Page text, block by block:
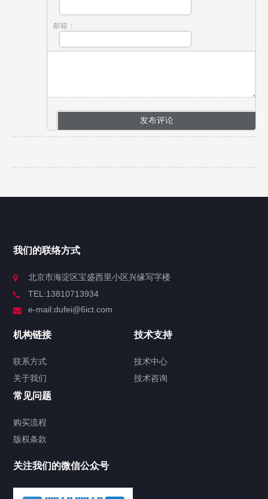
邮箱：
我们的联络方式
北京市海淀区宝盛西里小区兴缘写字楼
TEL:13810713934
e-mail:dufei@6ict.com
机构链接
联系方式
关于我们
技术支持
技术中心
技术咨询
常见问题
购买流程
版权条款
关注我们的微信公众号